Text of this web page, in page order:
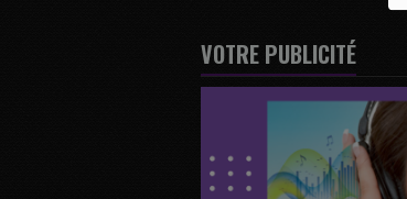
VOTRE PUBLICITÉ